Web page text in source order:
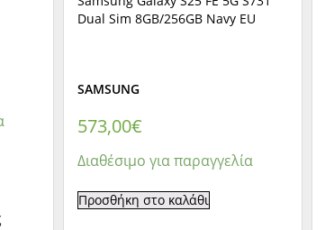
Dual Sim 8GB/256GB Navy EU
SAMSUNG
573,00€
Διαθέσιμο για παραγγελία
Προσθήκη στο καλάθι